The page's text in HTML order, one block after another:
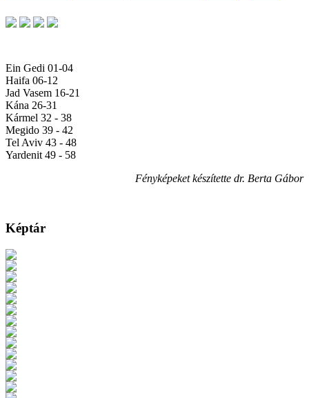
Ein Gedi 01-04
Haifa 06-12
Jad Vasem 16-21
Kána 26-31
Kármel 32 - 38
Megido 39 - 42
Tel Aviv 43 - 48
Yardenit 49 - 58
Fényképeket készítette dr. Berta Gábor
Képtár